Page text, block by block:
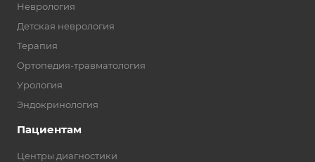
Неврология
Детская неврология
Терапия
Ортопедия-травматология
Урология
Эндокринология
Пациентам
Центры диагностики